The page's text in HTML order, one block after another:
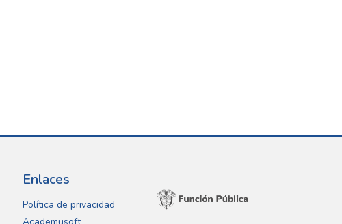
Enlaces
Política de privacidad